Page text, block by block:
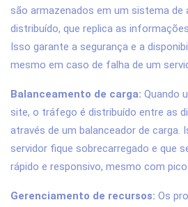
são armazenados em um sistema de
distribuído, que replica as
Isso garante a segurança e a
mesmo em caso de falha de um
Balanceamento de carga: Quando
site, o tráfego é distribuído entre as
através de um balanceador de carga.
servidor fique sobrecarregado e que
rápido e responsivo, mesmo com
Gerenciamento de recursos: Os